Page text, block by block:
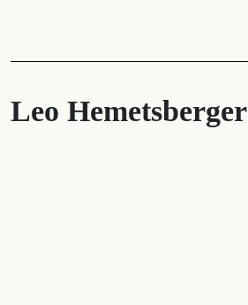
Leo Hemetsberger